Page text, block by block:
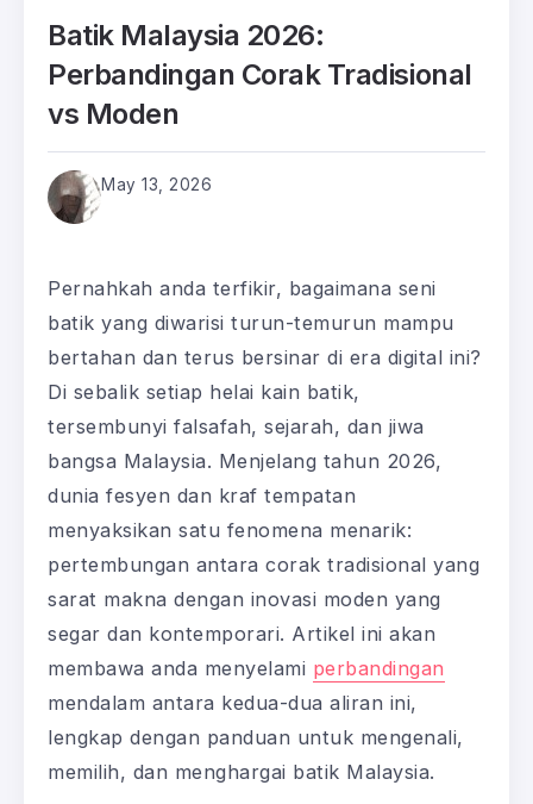
Batik Malaysia 2026:
Perbandingan Corak Tradisional
vs Moden
May 13, 2026
Pernahkah anda terfikir, bagaimana seni
batik yang diwarisi turun-temurun mampu
bertahan dan terus bersinar di era digital ini?
Di sebalik setiap helai kain batik,
tersembunyi falsafah, sejarah, dan jiwa
bangsa Malaysia. Menjelang tahun 2026,
dunia fesyen dan kraf tempatan
menyaksikan satu fenomena menarik:
pertembungan antara corak tradisional yang
sarat makna dengan inovasi moden yang
segar dan kontemporari. Artikel ini akan
membawa anda menyelami perbandingan
mendalam antara kedua-dua aliran ini,
lengkap dengan panduan untuk mengenali,
memilih, dan menghargai batik Malaysia.